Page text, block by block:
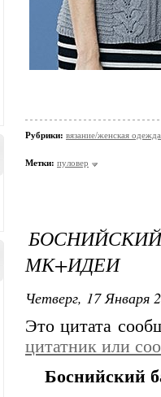
Рубрики: вязание/женская одежда
Метки: пуловер
МК+ИДЕИ
Четверг, 17 Января
Это цитата
цитатник или
Боснийский